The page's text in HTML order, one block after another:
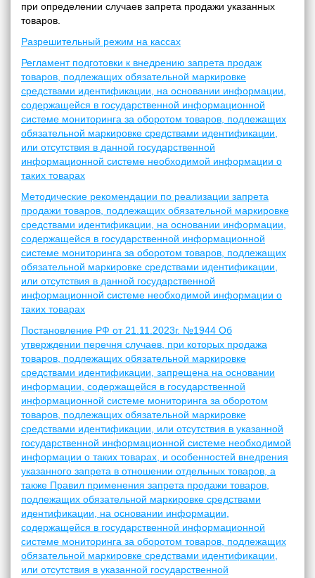
при определении случаев запрета продажи указанных
товаров.
Разрешительный режим на кассах
Регламент подготовки к внедрению запрета продаж
товаров, подлежащих обязательной маркировке
средствами идентификации, на основании информации,
содержащейся в государственной информационной
системе мониторинга за оборотом товаров, подлежащих
обязательной маркировке средствами идентификации,
или отсутствия в данной государственной
информационной системе необходимой информации о
таких товарах
Методические рекомендации по реализации запрета
продажи товаров, подлежащих обязательной маркировке
средствами идентификации, на основании информации,
содержащейся в государственной информационной
системе мониторинга за оборотом товаров, подлежащих
обязательной маркировке средствами идентификации,
или отсутствия в данной государственной
информационной системе необходимой информации о
таких товарах
Постановление РФ от 21.11.2023г. №1944 Об
утверждении перечня случаев, при которых продажа
товаров, подлежащих обязательной маркировке
средствами идентификации, запрещена на основании
информации, содержащейся в государственной
информационной системе мониторинга за оборотом
товаров, подлежащих обязательной маркировке
средствами идентификации, или отсутствия в указанной
государственной информационной системе необходимой
информации о таких товарах, и особенностей внедрения
указанного запрета в отношении отдельных товаров, а
также Правил применения запрета продажи товаров,
подлежащих обязательной маркировке средствами
идентификации, на основании информации,
содержащейся в государственной информационной
системе мониторинга за оборотом товаров, подлежащих
обязательной маркировке средствами идентификации,
или отсутствия в указанной государственной